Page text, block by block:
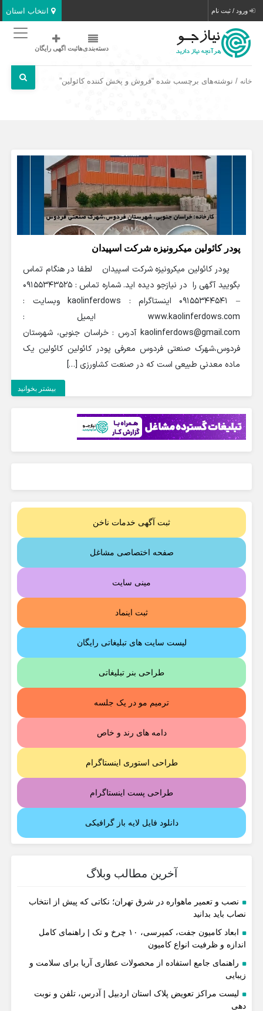
انتخاب استان ورود / ثبت نام
دسته‌بندی‌هاثبت اگهی رایگان
خانه / نوشته‌های برچسب شده “فروش و پخش کننده کائولین”
پودر کائولین میکرونیزه شرکت اسپیدان
پودر کائولین میکرونیزه شرکت اسپیدان لطفا در هنگام تماس
بگویید آگهی را در نیازجو دیده اید. شماره تماس : 09155343525
– 09155344541 اینستاگرام : kaolinferdows وبسایت :
www.kaolinferdows.com ایمیل :
kaolinferdows@gmail.com آدرس : خراسان جنوبی، شهرستان
فردوس،شهرک صنعتی فردوس معرفی پودر کائولین کائولین یک
ماده معدنی طبیعی است که در صنعت کشاورزی […]
بیشتر بخوانید
ثبت آگهی خدمات ناخن
صفحه اختصاصی مشاغل
مینی سایت
ثبت اینماد
لیست سایت های تبلیغاتی رایگان
طراحی بنر تبلیغاتی
ترمیم مو در یک جلسه
دامه های رند و خاص
طراحی استوری اینستاگرام
طراحی پست اینستاگرام
دانلود فایل لایه باز گرافیکی
آخرین مطالب وبلاگ
نصب و تعمیر ماهواره در شرق تهران؛ نکاتی که پیش از انتخاب
نصاب باید بدانید
ابعاد کامیون جفت، کمپرسی، ۱۰ چرخ و تک | راهنمای کامل
اندازه و ظرفیت انواع کامیون
راهنمای جامع استفاده از محصولات عطاری آریا برای سلامت و
زیبایی
لیست مراکز تعویض پلاک استان اردبیل | آدرس، تلفن و نوبت
دهی